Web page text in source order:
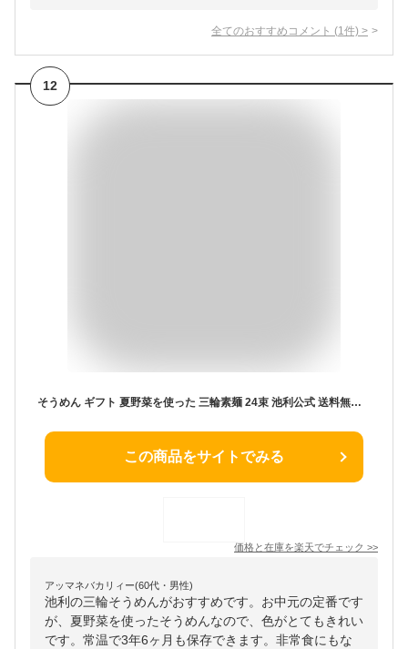
全てのおすすめコメント (1 件) >
12
そうめん ギフト 夏野菜を使った 三輪素麺 24束 池利公式 送料無料 素麺 プレゼント お取り寄せ お中元 暑中御見舞 残暑御見舞 内祝い お祝い お供え 粗供養 贈答用 贈り物 化粧箱 のし お返し
この商品をサイトでみる
価格と在庫を楽天でチェック >>
アッマネバカリィー(60代・男性)
池利の三輪そうめんがおすすめです。お中元の定番です
が、夏野菜を使ったそうめんなので、色がとてもきれい
です。常温で3年6ヶ月も保存できます。非常食にもな